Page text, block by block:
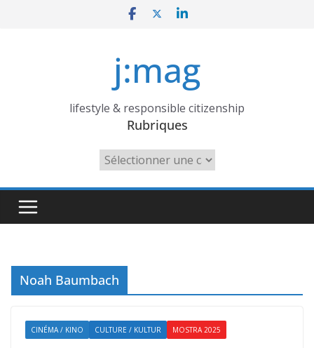
j:mag
lifestyle & responsible citizenship
Rubriques
Rubriques
Noah Baumbach
CINÉMA / KINO CULTURE / KULTUR MOSTRA 2025